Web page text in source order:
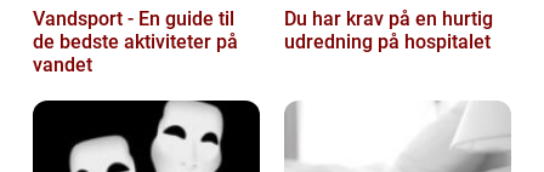
Vandsport - En guide til
de bedste aktiviteter på
vandet
Du har krav på en hurtig
udredning på hospitalet